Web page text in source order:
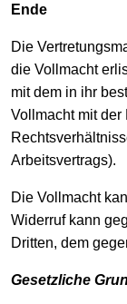
Ende
Die
die Vollmacht
mit dem in ihr
Vollmacht mit
Arbeitsvertrags).
Die Vollmacht
Widerruf kann
Dritten, dem
Gesetzliche